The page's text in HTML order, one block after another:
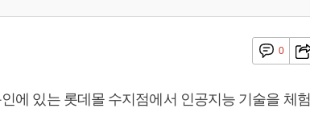
0
에 있는 롯데몰 수지점에서 인공지능 기술을 체험